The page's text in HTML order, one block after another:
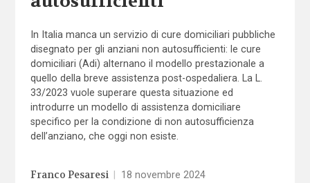
In Italia manca un servizio di cure domiciliari pubbliche
disegnato per gli anziani non autosufficienti: le cure
domiciliari (Adi) alternano il modello prestazionale a
quello della breve assistenza post-ospedaliera. La L.
33/2023 vuole superare questa situazione ed
introdurre un modello di assistenza domiciliare
specifico per la condizione di non autosufficienza
dell’anziano, che oggi non esiste.
Franco Pesaresi 18 novembre 2024